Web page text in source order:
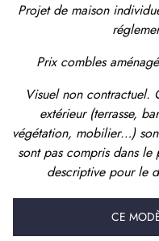
Projet de maison
Prix combles
Visuel non contractuel.
extérieur (terrasse,
végétation, mobilier…)
sont pas compris dans
descriptive pour le
CE